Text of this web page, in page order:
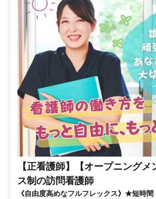
【正看護師】【オープニング
ス制の訪問看護師
《自由度高めなフルフレックス》★短時